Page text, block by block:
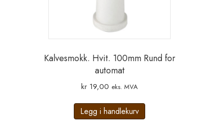
Kalvesmokk. Hvit. 100mm Rund for
automat
kr 19,00 eks. MVA
Legg i handlekurv